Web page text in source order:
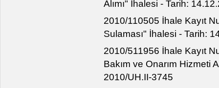
Alımı" İhalesi - Tarih:
2010/110505 İhale Kayıt
Sulaması" İhalesi - Tarih:
2010/511956 İhale Kayıt
Bakım ve Onarım Hizmeti
2010/UH.II-3745